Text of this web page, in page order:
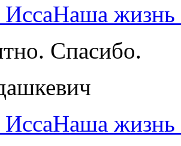
ИссаНаша жизнь
Спасибо.
ИссаНаша жизнь